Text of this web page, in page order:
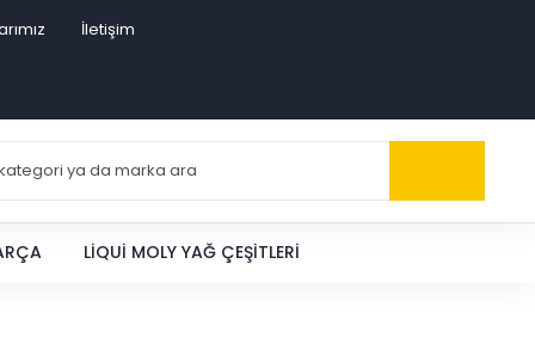
İletişim
LIQUI MOLY YAĞ ÇEŞITLERI